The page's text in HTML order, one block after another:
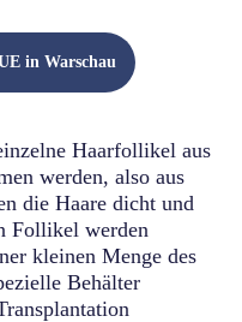
in Warschau
Haarfollikel aus
werden, also aus
die Haare dicht und
Follikel werden
kleinen Menge des
Behälter